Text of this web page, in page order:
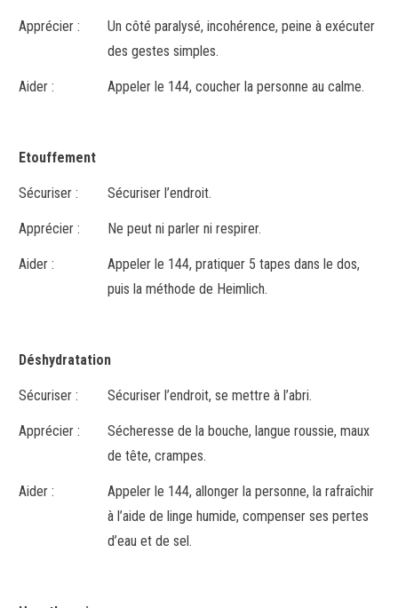
Apprécier :
Un côté paralysé, incohérence, peine à exécuter
des gestes simples.
Aider : Appeler le 144, coucher la personne au calme.
Etouffement
Sécuriser : Sécuriser l’endroit.
Apprécier : Ne peut ni parler ni respirer.
Aider :
Appeler le 144, pratiquer 5 tapes dans le dos,
puis la méthode de Heimlich.
Déshydratation
Sécuriser : Sécuriser l’endroit, se mettre à l’abri.
Apprécier :
Sécheresse de la bouche, langue roussie, maux
de tête, crampes.
Aider :
Appeler le 144, allonger la personne, la rafraîchir
à l’aide de linge humide, compenser ses pertes
d’eau et de sel.